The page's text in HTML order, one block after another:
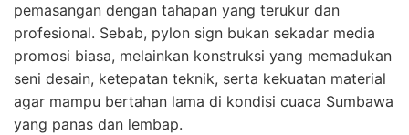
pemasangan dengan tahapan yang terukur dan
profesional. Sebab, pylon sign bukan sekadar media
promosi biasa, melainkan konstruksi yang memadukan
seni desain, ketepatan teknik, serta kekuatan material
agar mampu bertahan lama di kondisi cuaca Sumbawa
yang panas dan lembap.